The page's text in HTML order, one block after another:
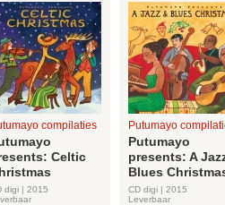
compilaties
Celtic
digi | 2015
Putumayo
Putumayo
presents: A
Blues
CD digi | 2015
Leverbaar